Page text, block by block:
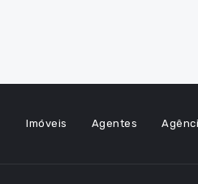
Imóveis Agentes